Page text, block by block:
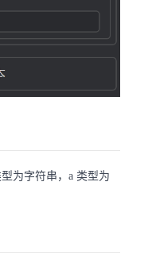
为字符串，a 类型为